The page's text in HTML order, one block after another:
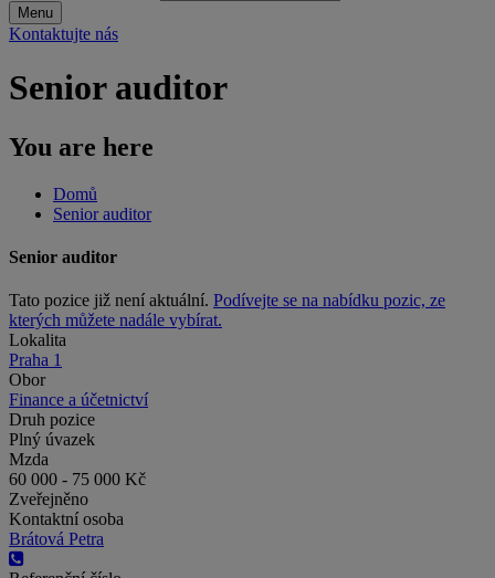
Menu
Kontaktujte nás
Senior auditor
You are here
Domů
Senior auditor
Senior auditor
Tato pozice již není aktuální. Podívejte se na nabídku pozic, ze
kterých můžete nadále vybírat.
Lokalita
Praha 1
Obor
Finance a účetnictví
Druh pozice
Plný úvazek
Mzda
60 000 - 75 000 Kč
Zveřejněno
Kontaktní osoba
Brátová Petra